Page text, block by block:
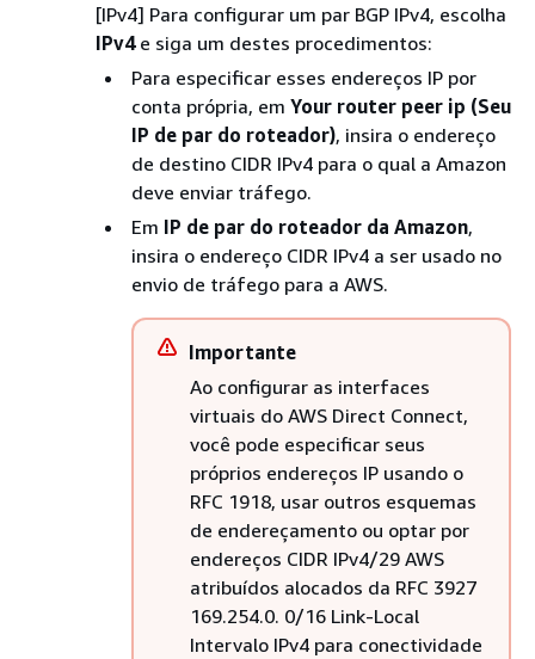
[IPv4] Para configurar um par BGP IPv4, escolha
IPv4e siga um destes procedimentos:
Para especificar esses endereços IP por
conta própria, em Your router peer ip (Seu
IP de par do roteador), insira o endereço
de destino CIDR IPv4 para o qual a Amazon
deve enviar tráfego.
Em IP de par do roteador da Amazon,
insira o endereço CIDR IPv4 a ser usado no
envio de tráfego para a AWS.
Importante
Ao configurar as interfaces
virtuais do AWS Direct Connect,
você pode especificar seus
próprios endereços IP usando o
RFC 1918, usar outros esquemas
de endereçamento ou optar por
endereços CIDR IPv4/29 AWS
atribuídos alocados da RFC 3927
169.254.0. 0/16 Link-Local
Intervalo IPv4 para conectividade